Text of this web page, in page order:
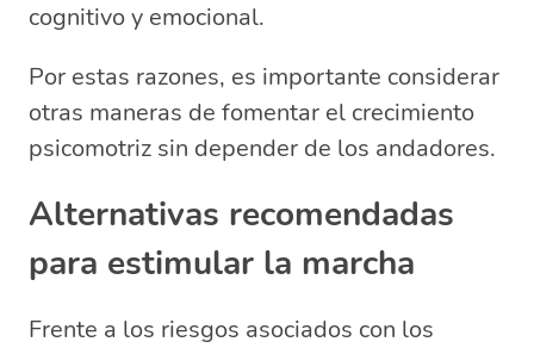
cognitivo y emocional.
Por estas razones, es importante considerar
otras maneras de fomentar el crecimiento
psicomotriz sin depender de los andadores.
Alternativas recomendadas
para estimular la marcha
Frente a los riesgos asociados con los